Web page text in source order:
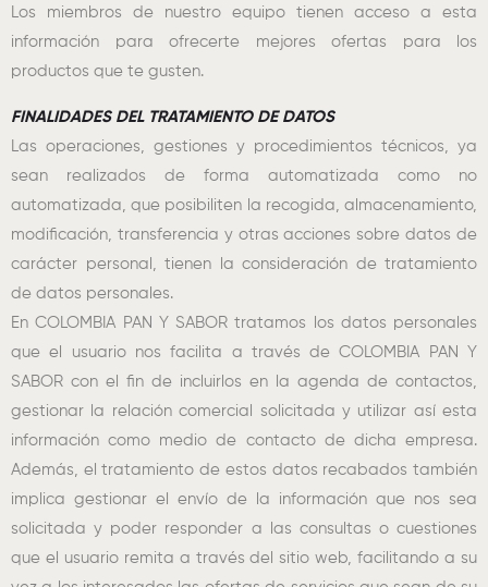
Los miembros de nuestro equipo tienen acceso a esta
información para ofrecerte mejores ofertas para los
productos que te gusten.
FINALIDADES DEL TRATAMIENTO DE DATOS
Las operaciones, gestiones y procedimientos técnicos, ya
sean realizados de forma automatizada como no
automatizada, que posibiliten la recogida, almacenamiento,
modificación, transferencia y otras acciones sobre datos de
carácter personal, tienen la consideración de tratamiento
de datos personales.
En COLOMBIA PAN Y SABOR tratamos los datos personales
que el usuario nos facilita a través de COLOMBIA PAN Y
SABOR con el fin de incluirlos en la agenda de contactos,
gestionar la relación comercial solicitada y utilizar así esta
información como medio de contacto de dicha empresa.
Además, el tratamiento de estos datos recabados también
implica gestionar el envío de la información que nos sea
solicitada y poder responder a las consultas o cuestiones
que el usuario remita a través del sitio web, facilitando a su